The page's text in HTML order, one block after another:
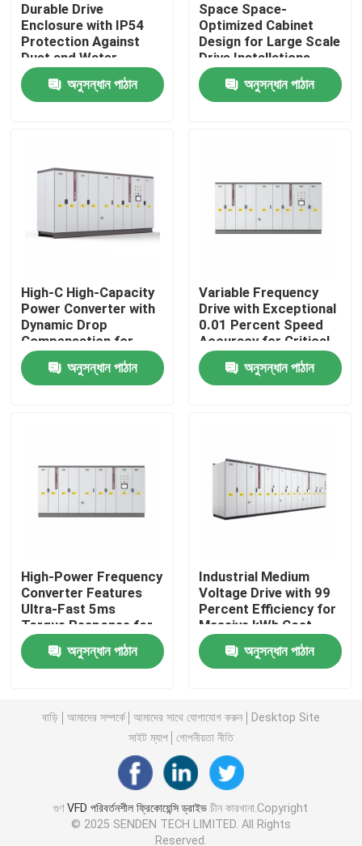
বাড়ি
পণ্য
আমাদের সম্পর্কে
আমাদের সাথে যোগাযোগ
VFD পরিবর্তনশীল ফ্রিকোয়েন্সি ড্রাইভ
ভেক্টর ফ্রিকোয়েন্সি ইনভার্টার
ভিএফডি ফ্রিকোয়েন্সি ইনভার্টার
ক্রেনের জন্য ভেরিয়েবল ফ্রিকোয়েন্সি ড্রাইভ
পুনর্নবীকরণযোগ্য শক্তি সঞ্চয়কারী ইভি চার্জিং স্টেশন
সোলার অপ্টিমাইজার
Durable Drive
Enclosure with IP54
Protection Against
Dust and Water
Ingress for Reliability
অনুসন্ধান পাঠান
Space Space-
Optimized Cabinet
Design for Large Scale
Drive Installations
Saving Valuable Floor
Space অনুসন্ধান পাঠান
High-C High-Capacity
Power Converter with
Dynamic Drop
Compensation for
Smooth Motor
Performance
অনুসন্ধান পাঠান
Variable Frequency
Drive with Exceptional
0.01 Percent Speed
Accuracy for Critical
Process Control
অনুসন্ধান পাঠান
High-Power Frequency
Converter Features
Ultra-Fast 5ms
Torque Response for
Demanding
Applicationsঅনুসন্ধান পাঠান
Industrial Medium
Voltage Drive with 99
Percent Efficiency for
Massive kWh Cost
Reduction in Heavy
Industriesঅনুসন্ধান পাঠান
বাড়ি আমাদের সম্পর্কে আমাদের সাথে যোগাযোগ করুন
Desktop Site
সাইট ম্যাপ
গোপনীয়তা নীতি
গুণVFD পরিবর্তনশীল ফ্রিকোয়েন্সি ড্রাইভ চীন কারখানা.Copyright
© 2025 SENDEN TECH LIMITED. All Rights
Reserved.